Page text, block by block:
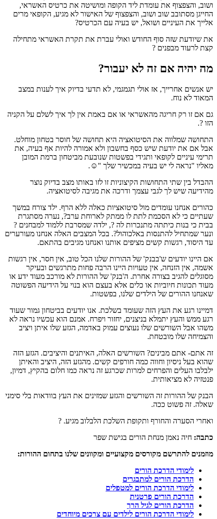
ושוב, והצפצוף את עומדת ליד הקופה ומושיטה את כרטיס האשראי,
החייגן מסתובב שוב ושוב, והצפצוף של האישור לא מגיע, הקופאי מרים
אלייך את העיניים ושואל, יש בעיה עם הכרטיס?
את שיודעת שזה סוף החודש ואולי עברת את תקרת האשראי מתחילה
קצת לרעוד מבפנים ?
מה יהיה אם זה לא יעבור?
יש אנשים אחרייך, אז אולי תגמגמי, לא תדעי בדיוק איך לענות במצב
המאוד לא נוח.
גם אם זו רק חריגה מהאשראי או אם באמת אין לך איך לשלם על הקניה
הזו ?.
התחושה שמלווה את הסיטואציה היא תחושה של חוסר בטחון מוחלט.
אבל אם את יודעת שיש כסף בחשבון ולא אמורה להיות אף בעיה, את
תרימי עיניים לקופאי ותגידי בפשטות שנובעת מביטחון ברמת המובן
מאליו "נראה לי יש בעיה במכשיר שלך "☺️.
ההבדל בין שתי התחושות הקיצוניות זו לזו באותו מצב בדיוק נוצר
מהידיעה שיש לך לגבי עצמך ודרכה את מגיבה לסיטואציה.
כהורים אנחנו עומדים מול סיטואציות כאלה ללא הרף. ילד צורח במשך
שעתיים כי לא הסכמת לתת לו ממתק לארוחת ערב?, נערה מסתגרת
בבית כי בנות כיתתה מתנכרות לה ?, ילדה שמסרבת ללמוד למבחנים ?
ונער שמתחיל להתנסות באלכוהול?. בכל המצבים האלה אנחנו מעורערים
עד היסוד, רגשות קשים מציפים אותנו ואנחנו מגיבים בהתאם.
אם היינו יודעים ש'בבנק' של ההורות שלנו הכל טוב, אין חסר, אין רגשות
אשמה, אין הזנחה, אין טעויות היינו הרבה פחות מתרגשים ובעיקר
מסוגלים להגיב בצורה אחרת. ה'בנק' של ההורות לא מורכב מעוד ידע או
מעוד תכונות חיוביות או כלים אלא בעצם הוא בנוי על הידיעה הפשוטה
שאנחנו ההורים של הילדים שלנו, בפשטות.
דמיינו רגע את העץ הזה שעומד בשלכת. אנו יודעים בביטחון גמור שעוד
רגע ממש והעץ יתמלא בניצנים, יחזור ויפרח. אמנם הוא עכשיו נראה לא
משהו אבל השורשים שלו נעוצים עמוק באדמה, הגזע שלו איתן ויציב
והצמיחה שלו מובטחת.
זה אתם- אתם מבינים? השורשים האלה, האיתנים והיציבים. הגזע הזה
שהוא בעל ניסיון וחווה כמה חורפים קשים. מהגזע הזה, היציב והאיתן
ילבלבו העלים והפרחים למרות שכרגע זה נראה כמו חלום בהקיץ, דמיון,
פנטזיה לא מציאותית.
הבנק של ההורות זה השורשים והגזע שמזינים את העץ בוודאות בלי סימני
שאלה. זה פשוט ככה.
ואחרי הסערה והחורף ותקופת השלכת הלבלוב מגיע. ?
כתבה:חיה נאמן מנחת הורים בגישת שפר
מוזמנים להתרשם מקורסים מקצועיים ומקוונים שלנו בתחום ההורות:
לימודי הדרכת הורים
הדרכת הורים למתבגרים
לימודי הדרכת הורים למטפלים
הדרכת הורים פרטנית
הדרכת הורים לגיל הרך
לימודי הדרכת הורים לילדים עם צרכים מיוחדים